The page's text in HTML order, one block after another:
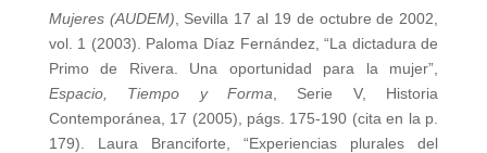
Mujeres (AUDEM) , Sevilla 17 al 19 de octubre de 2002,
vol. 1 (2003). Paloma Díaz Fernández, “La dictadura de
Primo de Rivera. Una oportunidad para la mujer”,
Espacio, Tiempo y Forma , Serie V, Historia
Contemporánea, 17 (2005), págs. 175-190 (cita en la p.
179). Laura Branciforte, “Experiencias plurales del